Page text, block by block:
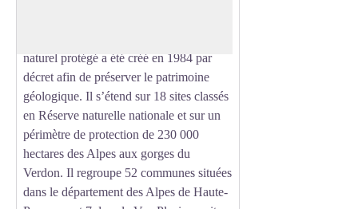
naturel protégé a été créé en 1984 par
décret afin de préserver le patrimoine
géologique. Il s’étend sur 18 sites classés
en Réserve naturelle nationale et sur un
périmètre de protection de 230 000
hectares des Alpes aux gorges du
Verdon. Il regroupe 52 communes situées
dans le département des Alpes de Haute-